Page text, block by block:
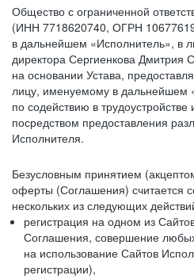
Общество с ограниченной
(ИНН 7718620740, ОГРН
в дальнейшем «Исполнитель», в
директора Сергиенкова Дмитрия
на основании Устава,
лицу, именуемому в дальнейшем
по содействию в трудоустройстве
посредством предоставления
Исполнителя.
Безусловным принятием
оферты (Соглашения) считается
нескольких из следующих
регистрация на одном из
Соглашения, совершение
на использование Сайтов
регистрации),